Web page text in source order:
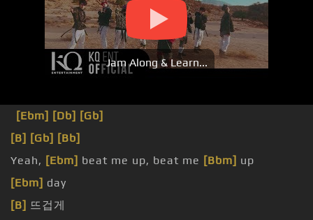
Jam Along & Learn...
[Ebm] [Db] [Gb]
[B] [Gb] [Bb]
Yeah, [Ebm] beat me up, beat me [Bbm] up
[Ebm] day
[B] 뜨겁게